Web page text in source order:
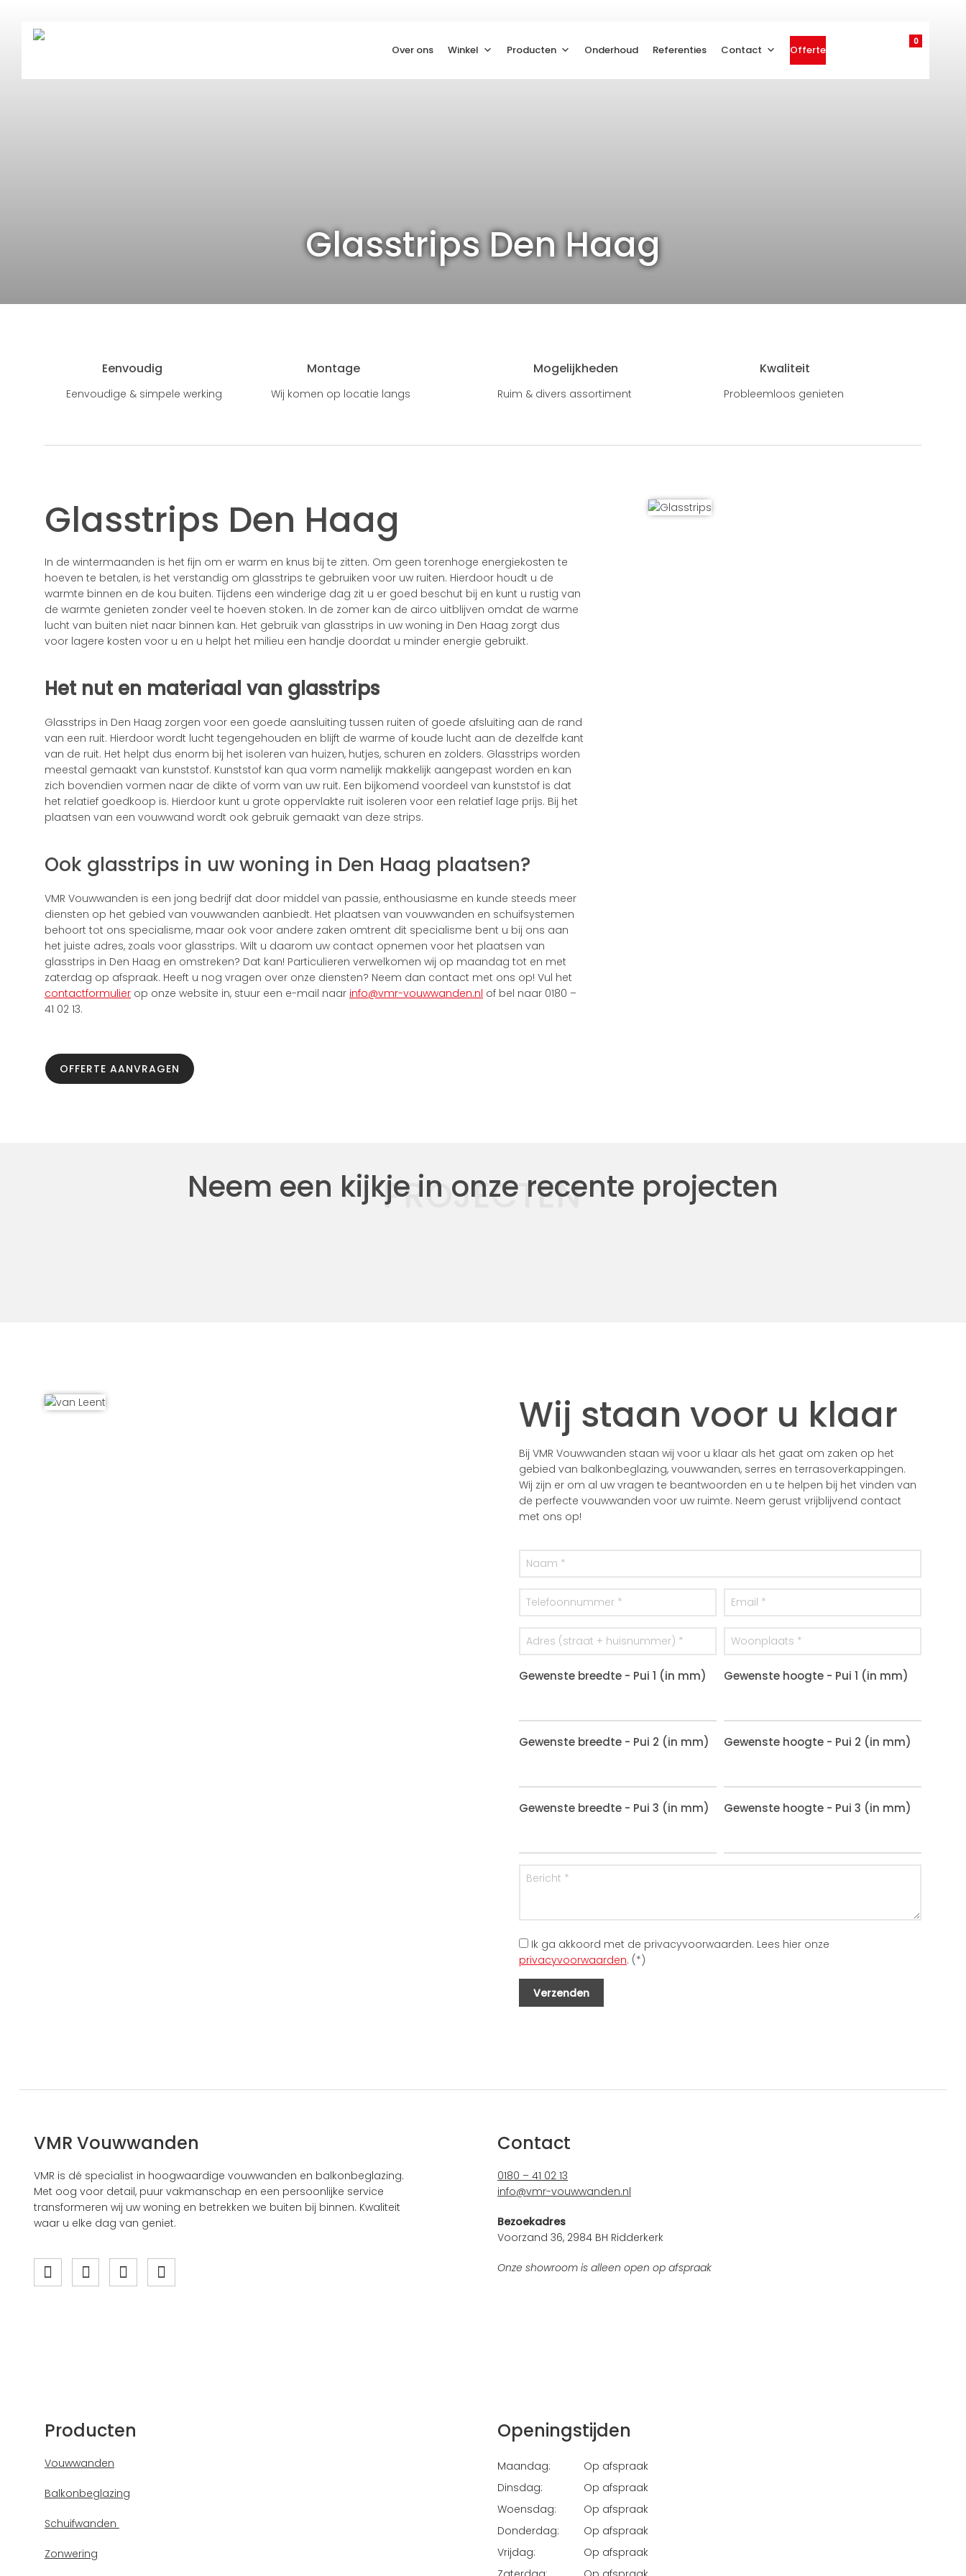
Over ons Winkel Producten Onderhoud Referenties Contact Offerte
0
Glasstrips Den Haag
Eenvoudig
Eenvoudige & simpele werking
Montage
Wij komen op locatie langs
Mogelijkheden
Ruim & divers assortiment
Kwaliteit
Probleemloos genieten
Glasstrips Den Haag
In de wintermaanden is het fijn om er warm en knus bij te zitten. Om geen torenhoge energiekosten te
hoeven te betalen, is het verstandig om glasstrips te gebruiken voor uw ruiten. Hierdoor houdt u de
warmte binnen en de kou buiten. Tijdens een winderige dag zit u er goed beschut bij en kunt u rustig van
de warmte genieten zonder veel te hoeven stoken. In de zomer kan de airco uitblijven omdat de warme
lucht van buiten niet naar binnen kan. Het gebruik van glasstrips in uw woning in Den Haag zorgt dus
voor lagere kosten voor u en u helpt het milieu een handje doordat u minder energie gebruikt.
Het nut en materiaal van glasstrips
Glasstrips in Den Haag zorgen voor een goede aansluiting tussen ruiten of goede afsluiting aan de rand
van een ruit. Hierdoor wordt lucht tegengehouden en blijft de warme of koude lucht aan de dezelfde kant
van de ruit. Het helpt dus enorm bij het isoleren van huizen, hutjes, schuren en zolders. Glasstrips worden
meestal gemaakt van kunststof. Kunststof kan qua vorm namelijk makkelijk aangepast worden en kan
zich bovendien vormen naar de dikte of vorm van uw ruit. Een bijkomend voordeel van kunststof is dat
het relatief goedkoop is. Hierdoor kunt u grote oppervlakte ruit isoleren voor een relatief lage prijs. Bij het
plaatsen van een vouwwand wordt ook gebruik gemaakt van deze strips.
Ook glasstrips in uw woning in Den Haag plaatsen?
VMR Vouwwanden is een jong bedrijf dat door middel van passie, enthousiasme en kunde steeds meer
diensten op het gebied van vouwwanden aanbiedt. Het plaatsen van vouwwanden en schuifsystemen
behoort tot ons specialisme, maar ook voor andere zaken omtrent dit specialisme bent u bij ons aan
het juiste adres, zoals voor glasstrips. Wilt u daarom uw contact opnemen voor het plaatsen van
glasstrips in Den Haag en omstreken? Dat kan! Particulieren verwelkomen wij op maandag tot en met
zaterdag op afspraak. Heeft u nog vragen over onze diensten? Neem dan contact met ons op! Vul het
contactformulier op onze website in, stuur een e-mail naar info@vmr-vouwwanden.nl of bel naar 0180 –
41 02 13.
OFFERTE AANVRAGEN
PROJECTEN
Neem een kijkje in onze recente projecten
Wij staan voor u klaar
Bij VMR Vouwwanden staan wij voor u klaar als het gaat om zaken op het
gebied van balkonbeglazing, vouwwanden, serres en terrasoverkappingen.
Wij zijn er om al uw vragen te beantwoorden en u te helpen bij het vinden van
de perfecte vouwwanden voor uw ruimte. Neem gerust vrijblijvend contact
met ons op!
Gewenste breedte - Pui 1 (in mm) Gewenste hoogte - Pui 1 (in mm)
Gewenste breedte - Pui 2 (in mm) Gewenste hoogte - Pui 2 (in mm)
Gewenste breedte - Pui 3 (in mm) Gewenste hoogte - Pui 3 (in mm)
Ik ga akkoord met de privacyvoorwaarden. Lees hier onze
privacyvoorwaarden. (*)
VMR Vouwwanden
VMR is dé specialist in hoogwaardige vouwwanden en balkonbeglazing.
Met oog voor detail, puur vakmanschap en een persoonlijke service
transformeren wij uw woning en betrekken we buiten bij binnen. Kwaliteit
waar u elke dag van geniet.
Contact
0180 – 41 02 13
info@vmr-vouwwanden.nl
Bezoekadres
Voorzand 36, 2984 BH Ridderkerk
Onze showroom is alleen open op afspraak
Producten
Vouwwanden
Balkonbeglazing
Schuifwanden
Zonwering
Openingstijden
Maandag:
Op afspraak
Dinsdag:
Op afspraak
Woensdag:
Op afspraak
Donderdag:
Op afspraak
Vrijdag:
Op afspraak